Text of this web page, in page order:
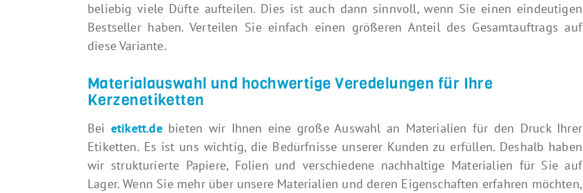
beliebig viele Düfte aufteilen. Dies ist auch dann sinnvoll, wenn Sie einen eindeutigen
Bestseller haben. Verteilen Sie einfach einen größeren Anteil des Gesamtauftrags auf
diese Variante.
Materialauswahl und hochwertige Veredelungen für Ihre
Kerzenetiketten
Bei etikett.debieten wir Ihnen eine große Auswahl an Materialien für den Druck Ihrer
Etiketten. Es ist uns wichtig, die Bedürfnisse unserer Kunden zu erfüllen. Deshalb haben
wir strukturierte Papiere, Folien und verschiedene nachhaltige Materialien für Sie auf
Lager. Wenn Sie mehr über unsere Materialien und deren Eigenschaften erfahren möchten,